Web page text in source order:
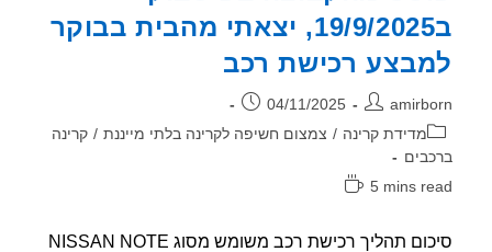
ב19/9/2025, יצאתי מהבית בבוקר
רכישת רכב
פורסם:
04/11/2025
מדידת קרינה / צמצום חשיפה לקרינה בלתי מייננת / קרינה
5 mins
סיכום תהליך רכישת רכב משומש מסוג NISSAN NOTE